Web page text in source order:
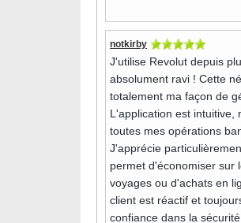
notkirby
J'utilise Revolut depuis
absolument ravi ! Cette
totalement ma façon de
L'application est intuitive,
toutes mes opérations
J'apprécie
permet d'économiser sur
voyages ou d'achats en
client est réactif et
confiance dans la